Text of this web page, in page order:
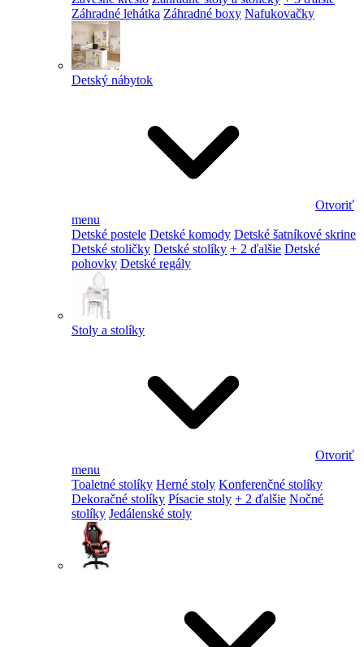
Záhradné lehátka Záhradné boxy Nafukovačky
Detský nábytok
Otvoriť
menu
Detské postele Detské komody Detské šatníkové skrine
Detské stoličky Detské stolíky + 2 ďalšie Detské
pohovky Detské regály
Stoly a stolíky
Otvoriť
menu
Toaletné stolíky Herné stoly Konferenčné stolíky
Dekoračné stolíky Písacie stoly + 2 ďalšie Nočné
stolíky Jedálenské stoly